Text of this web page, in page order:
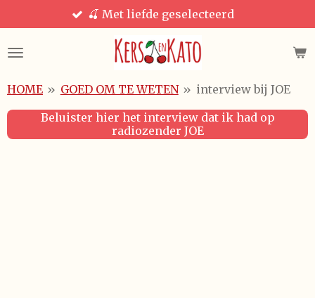
direct
naar
🍒 Met liefde geselecteerd
HOME » GOED OM TE WETEN » interview bij JOE
Beluister hier het interview dat ik had op
radiozender JOE